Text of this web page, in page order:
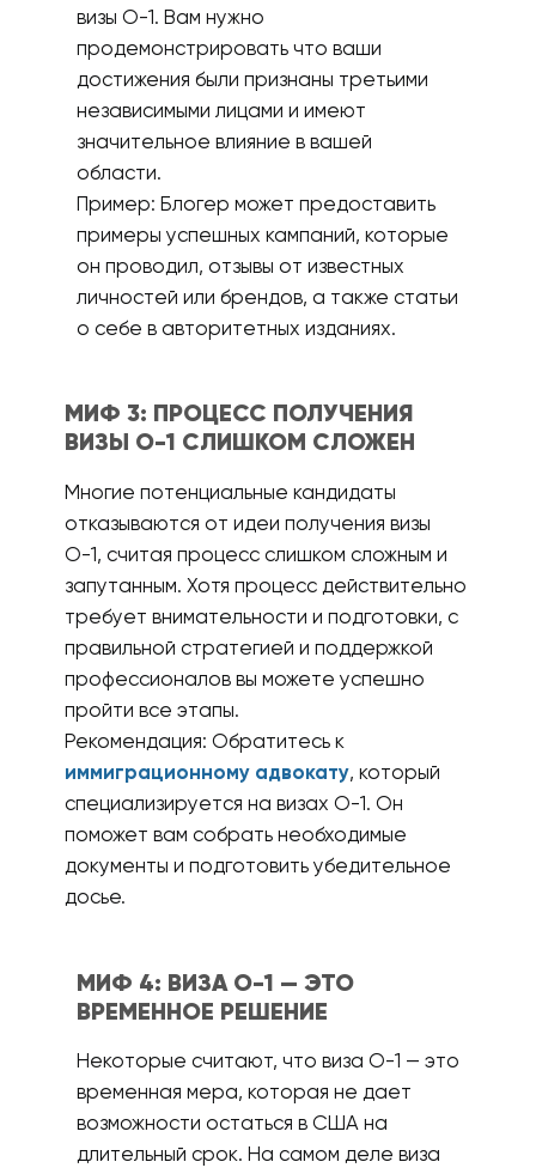
визы О-1. Вам нужно
продемонстрировать что ваши
достижения были признаны третьими
независимыми лицами и имеют
значительное влияние в вашей
области.
Пример: Блогер может предоставить
примеры успешных кампаний, которые
он проводил, отзывы от известных
личностей или брендов, а также статьи
о себе в авторитетных изданиях.
МИФ 3: ПРОЦЕСС ПОЛУЧЕНИЯ
ВИЗЫ О-1 СЛИШКОМ СЛОЖЕН
Многие потенциальные кандидаты
отказываются от идеи получения визы
О-1, считая процесс слишком сложным и
запутанным. Хотя процесс действительно
требует внимательности и подготовки, с
правильной стратегией и поддержкой
профессионалов вы можете успешно
пройти все этапы.
Рекомендация: Обратитесь к
иммиграционному адвокату, который
специализируется на визах О-1. Он
поможет вам собрать необходимые
документы и подготовить убедительное
досье.
МИФ 4: ВИЗА О-1 — ЭТО
ВРЕМЕННОЕ РЕШЕНИЕ
Некоторые считают, что виза О-1 — это
временная мера, которая не дает
возможности остаться в США на
длительный срок. На самом деле виза